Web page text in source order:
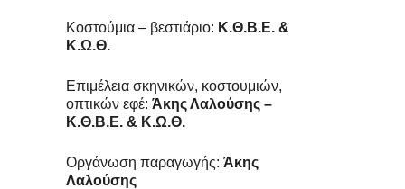
Κοστούμια – βεστιάριο: Κ.Θ.Β.Ε. &
Κ.Ω.Θ.
Επιμέλεια σκηνικών, κοστουμιών,
οπτικών εφέ: Άκης Λαλούσης –
Κ.Θ.Β.Ε. & Κ.Ω.Θ.
Οργάνωση παραγωγής: Άκης
Λαλούσης